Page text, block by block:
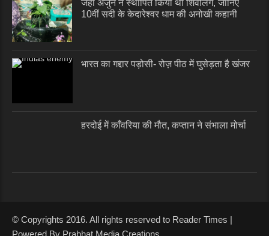
जहां अर्जुन ने स्थापित किया था शिवलिंग, जानिए
10वीं सदी के केदारेश्वर धाम की अनोखी कहानी
भारत का गद्दार पड़ोसी- रोज़ पीठ में घुसेड़ता है खंजर
हरदोई में काँवरिया की मौत, कप्तान ने संभाला मोर्चा
© Copyrights 2016. All rights reserved to Reader Times |